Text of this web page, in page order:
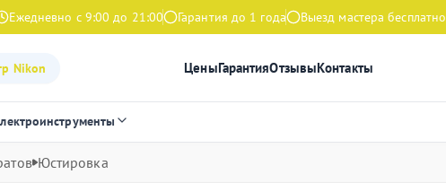
Ежедневно с 9:00 до 21:00 Гарантия до 1 года Выезд мастера бесплатно
Nikon ЦеныГарантияОтзывыКонтакты
Юстировка